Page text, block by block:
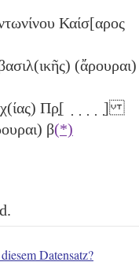
Καίσ[αρος
(ἄρουραι)
Πρ̣[ ̣ ̣ ̣ ̣ ̣]
β(*)
Datensatz?